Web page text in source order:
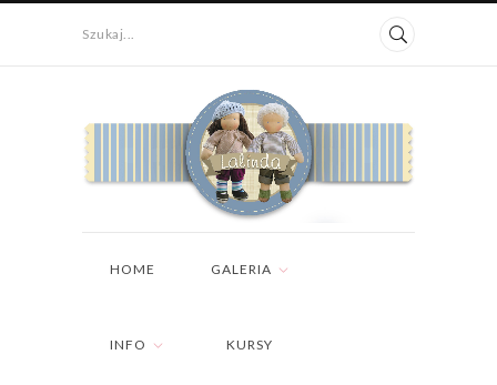
Szukaj...
HOME GALERIA
INFO KURSY